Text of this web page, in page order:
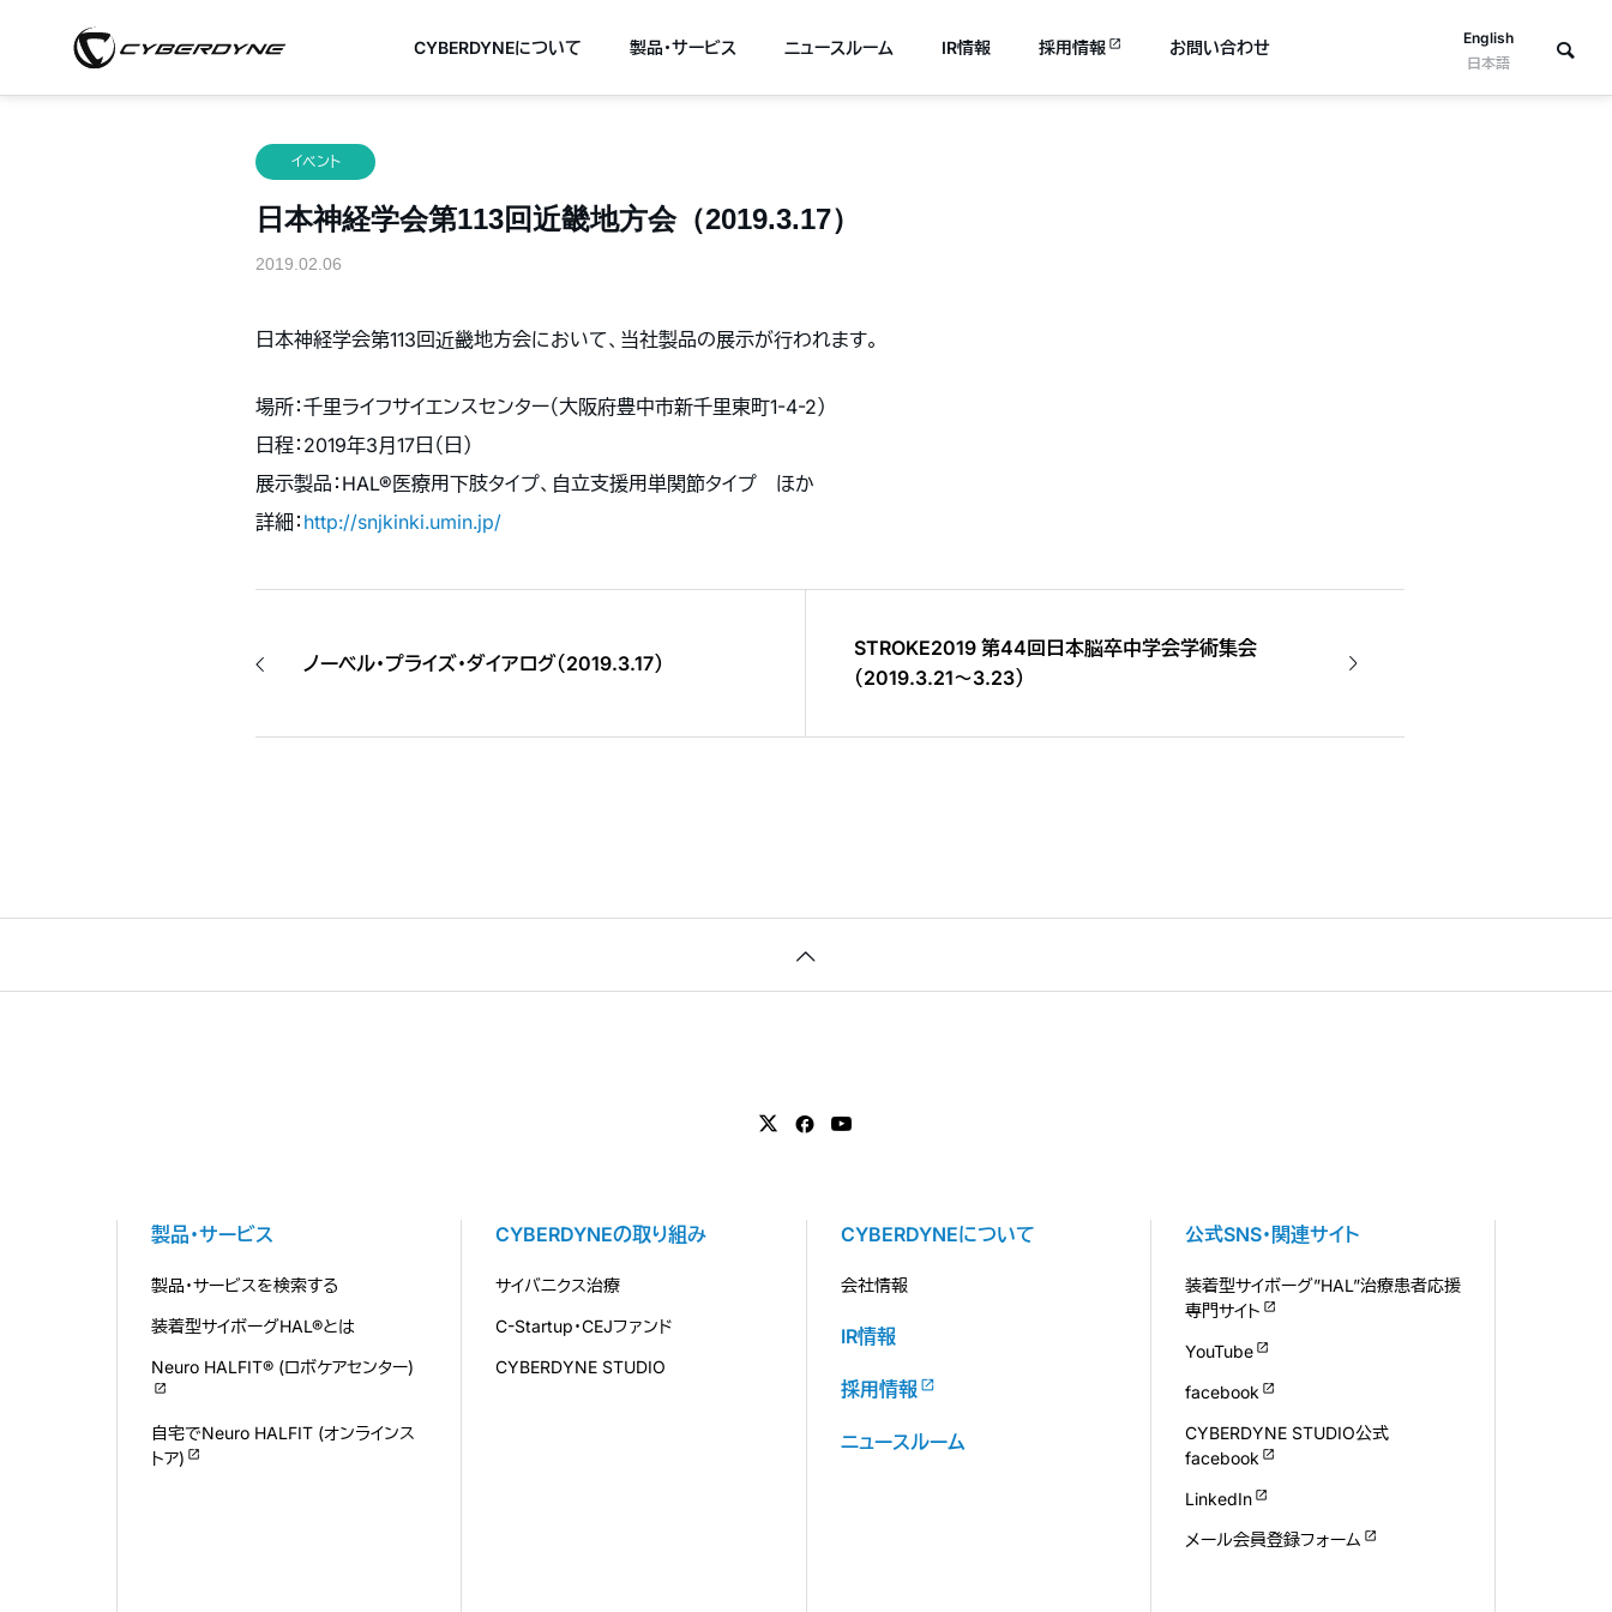
English
日本語
CYBERDYNEについて 製品・サービス ニュースルーム IR情報 採用情報 お問い合わせ
イベント
日本神経学会第113回近畿地方会（2019.3.17）
2019.02.06
日本神経学会第113回近畿地方会において、当社製品の展示が行われます。
場所：千里ライフサイエンスセンター（大阪府豊中市新千里東町1-4-2）
日程：2019年3月17日（日）
展示製品：HAL®医療用下肢タイプ、自立支援用単関節タイプ ほか
詳細： http://snjkinki.umin.jp/
ノーベル・プライズ・ダイアログ（2019.3.17）
STROKE2019 第44回日本脳卒中学会学術集会
（2019.3.21〜3.23）
製品・サービス
製品・サービスを検索する
装着型サイボーグHAL®とは
Neuro HALFIT® (ロボケアセンター)
自宅でNeuro HALFIT (オンラインス
トア)
CYBERDYNEの取り組み
サイバニクス治療
C-Startup・CEJファンド
CYBERDYNE STUDIO
CYBERDYNEについて
会社情報
IR情報
採用情報
ニュースルーム
公式SNS・関連サイト
装着型サイボーグ”HAL”治療患者応援
専門サイト
YouTube
facebook
CYBERDYNE STUDIO公式
facebook
LinkedIn
メール会員登録フォーム